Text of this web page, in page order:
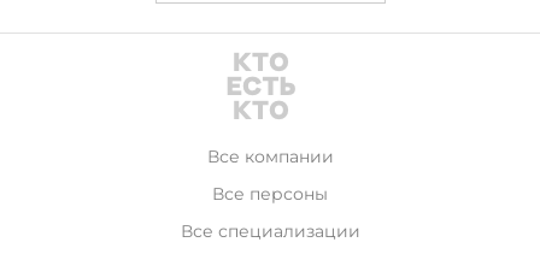
Все компании
Все персоны
Все специализации